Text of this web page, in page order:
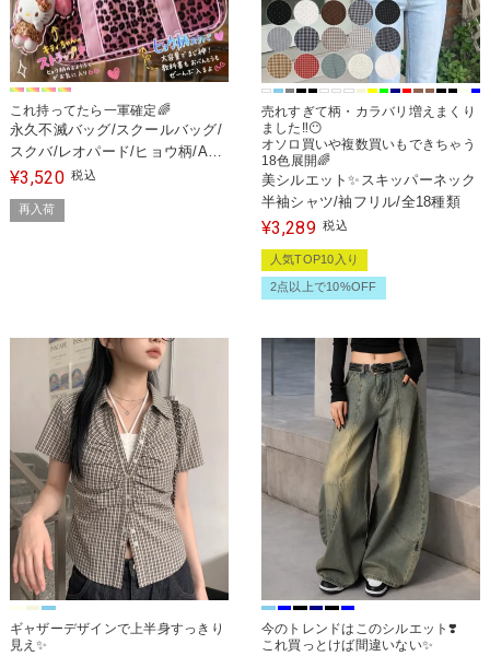
これ持ってたら一軍確定🌈
永久不滅バッグ/スクールバッグ/
スクバ/レオパード/ヒョウ柄/A4
サイズ収納可
¥3,520 税込
再入荷
売れすぎて柄・カラバリ増えまくり
ました‼️😶
オソロ買いや複数買いもできちゃう
18色展開🌈
美シルエット✨スキッパーネック
半袖シャツ/袖フリル/全18種類
¥3,289 税込
人気TOP10入り
2点以上で10%OFF
ギャザーデザインで上半身すっきり
見え✨
今のトレンドはこのシルエット❣️
これ買っとけば間違いない✨